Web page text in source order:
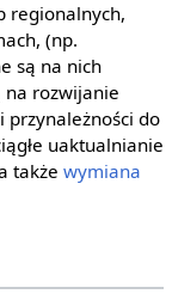
regionalnych,
(np.
są na nich
rozwijanie
przynależności do
uaktualnianie
także wymiana